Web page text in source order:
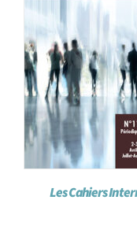
Les Cahiers